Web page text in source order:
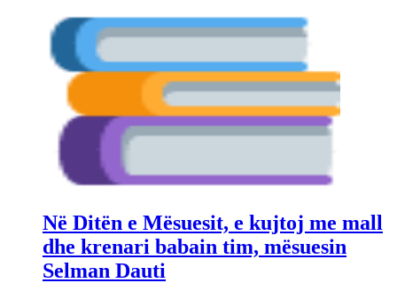
Në Ditën e Mësuesit, e kujtoj me mall
dhe krenari babain tim, mësuesin
Selman Dauti